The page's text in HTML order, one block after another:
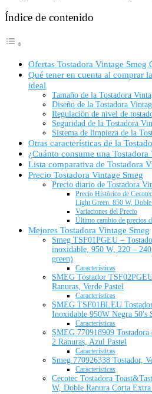
Índice de contenido
Ofertas Tostadora Vintage Smeg
Qué tener en cuenta al comprar
ideal
Tamaño de la Tostadora
Diseño de la Tostadora
Regulación de nivel de
Seguridad de la Tostadora
Sistema de limpieza de la
Otras características de la
¿Cuánto consume una Tostadora
Lista comparativa de Tostadora
Precio Tostadora Vintage Smeg
Precio diario de Tostadora
Precio Histórico de
Light Green. 850 W,
Variaciones del Precio
Último cambio de precios
Mejores Tostadora Vintage Smeg
Smeg TSF01PGEU –
inoxidable, 950 W, 220 –
green)
Características
SMEG Tostador
Ranuras, Verde Pastel
Características
SMEG TSF01BLEU
Inoxidable 950W Negra 50's
Características
SMEG 770918909
2 Ranuras, Azul Pastel
Características
Smeg 770926338 Tostador,
Características
Cecotec Tostadora
W, Doble Ranura Corta Extra